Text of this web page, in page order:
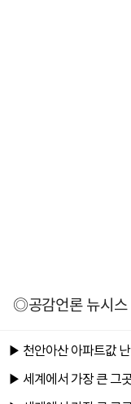
◎공감언론 뉴시스